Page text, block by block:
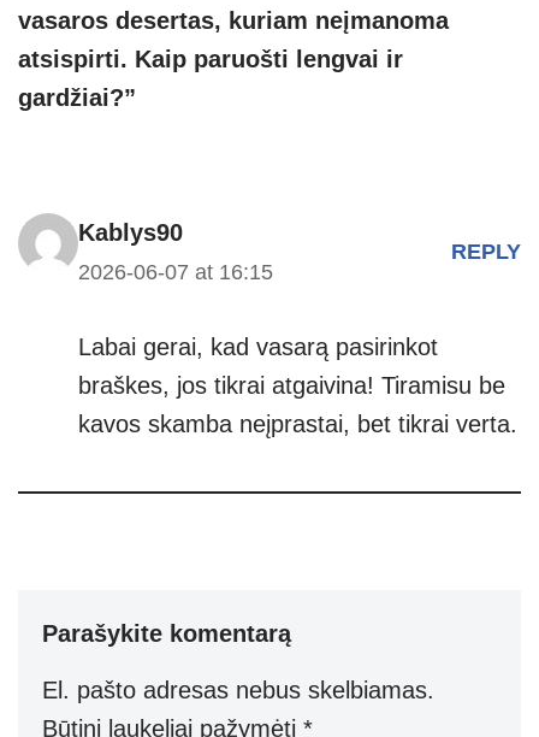
vasaros desertas, kuriam neįmanoma
atsispirti. Kaip paruošti lengvai ir
gardžiai?”
Kablys90
2026-06-07 at 16:15
REPLY
Labai gerai, kad vasarą pasirinkot
braškes, jos tikrai atgaivina! Tiramisu be
kavos skamba neįprastai, bet tikrai verta.
Parašykite komentarą
El. pašto adresas nebus skelbiamas.
Būtini laukeliai pažymėti *